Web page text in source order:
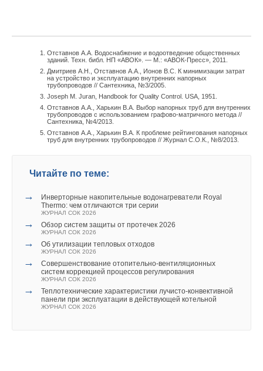
Отставнов А.А. Водоснабжение и водоотведение общественных
зданий. Техн. библ. НП «АВОК». — М.: «АВОК-Пресс», 2011.
Дмитриев А.Н., Отставнов А.А., Ионов B.C. К минимизации затрат
на устройство и эксплуатацию внутренних напорных
трубопроводов // Сантехника, №3/2005.
Joseph М. Juran, Handbook for Quality Control. USA, 1951.
Отставнов А.А., Харькин В.А. Выбор напорных труб для внутренних
трубопроводов с использованием графово-матричного метода //
Сантехника, №4/2013.
Отставнов А.А., Харькин В.А. К проблеме рейтингования напорных
труб для внутренних трубопроводов // Журнал С.О.К., №8/2013.
Читайте по теме:
→
Инверторные накопительные водонагреватели Royal
Thermo: чем отличаются три серии
ЖУРНАЛ СОК 2026
→ Обзор систем защиты от протечек 2026
ЖУРНАЛ СОК 2026
→ Об утилизации тепловых отходов
ЖУРНАЛ СОК 2026
→
Совершенствование отопительно-вентиляционных
систем коррекцией процессов регулирования
ЖУРНАЛ СОК 2026
→
Теплотехнические характеристики лучисто-конвективной
панели при эксплуатации в действующей котельной
ЖУРНАЛ СОК 2026